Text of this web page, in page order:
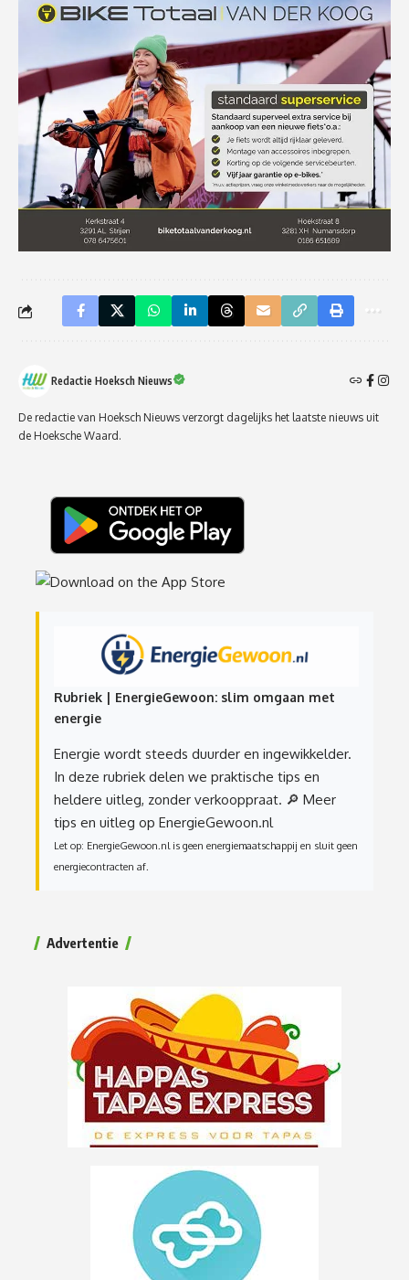
Redactie Hoeksch Nieuws
De redactie van Hoeksch Nieuws verzorgt dagelijks het laatste nieuws uit
de Hoeksche Waard.
Rubriek | EnergieGewoon: slim omgaan met
energie
Energie wordt steeds duurder en ingewikkelder.
In deze rubriek delen we praktische tips en
heldere uitleg, zonder verkooppraat. 🔎 Meer
tips en uitleg op EnergieGewoon.nl
Let op: EnergieGewoon.nl is geen energiemaatschappij en sluit geen
energiecontracten af.
Advertentie